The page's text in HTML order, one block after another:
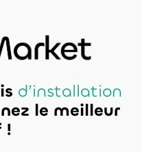
d’installation
le meilleur
!